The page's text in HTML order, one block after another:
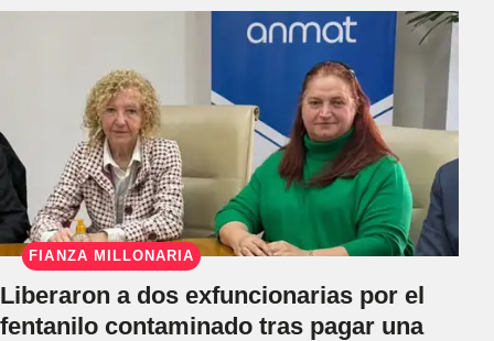
FIANZA MILLONARIA
Liberaron a dos exfuncionarias por el
fentanilo contaminado tras pagar una